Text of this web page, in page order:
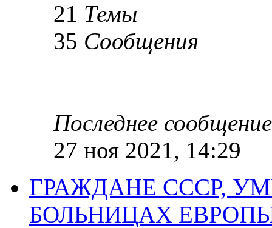
21 Темы
35 Сообщения
Последнее сообщение
27 ноя 2021, 14:29
ГРАЖДАНЕ СССР,
БОЛЬНИЦАХ